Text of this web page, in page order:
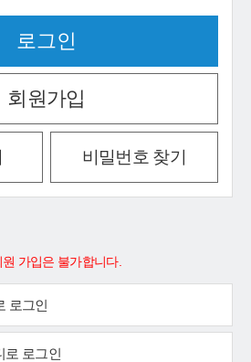
회원가입
비밀번호 찾기
가입은 불가합니다.
로그인
로 로그인